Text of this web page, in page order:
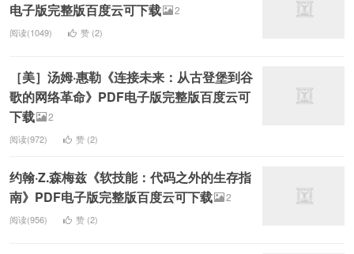
电子版完整版百度云可下载
2
阅读(1049) 赞 (2)
［美］汤姆·惠勒《连接未来：从古登堡到谷
歌的网络革命》PDF电子版完整版百度云可
下载
2
阅读(972) 赞 (2)
约翰·Z.森梅兹《软技能：代码之外的生存指
南》PDF电子版完整版百度云可下载
2
阅读(956) 赞 (2)